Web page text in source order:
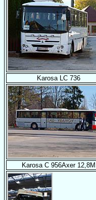
Karosa LC 736
Karosa C 956Axer 12,8M